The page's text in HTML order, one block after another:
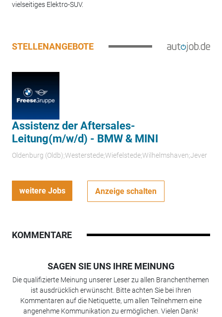
vielseitiges Elektro-SUV.
STELLENANGEBOTE
Assistenz der Aftersales-
Leitung(m/w/d) - BMW & MINI
Oldenburg (Oldb);Westerstede;Wiefelstede;Wilhelmshaven;Jever
weitere Jobs Anzeige schalten
KOMMENTARE
SAGEN SIE UNS IHRE MEINUNG
Die qualifizierte Meinung unserer Leser zu allen Branchenthemen
ist ausdrücklich erwünscht. Bitte achten Sie bei Ihren
Kommentaren auf die Netiquette, um allen Teilnehmern eine
angenehme Kommunikation zu ermöglichen. Vielen Dank!